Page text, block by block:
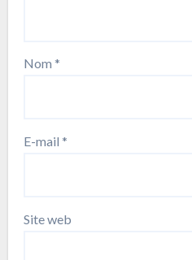
Nom *
E-mail *
Site web